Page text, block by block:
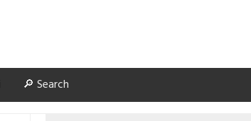
🔎 Search